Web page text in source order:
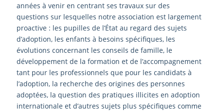
années à venir en centrant ses travaux sur des
questions sur lesquelles notre association est largement
proactive : les pupilles de l’État au regard des sujets
d’adoption, les enfants à besoins spécifiques, les
évolutions concernant les conseils de famille, le
développement de la formation et de l’accompagnement
tant pour les professionnels que pour les candidats à
l’adoption, la recherche des origines des personnes
adoptées, la question des pratiques illicites en adoption
internationale et d’autres sujets plus spécifiques comme